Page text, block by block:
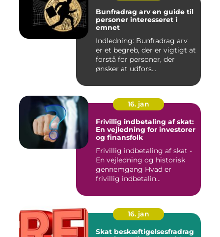
Bunfradrag arv en guide til
personer interesseret i
emnet
Indledning: Bunfradrag arv
er et begreb, der er vigtigt at
forstå for personer, der
ønsker at udfors...
16. jan
Frivillig indbetaling af skat:
En vejledning for investorer
og finansfolk
Frivillig indbetaling af skat -
En vejledning og historisk
gennemgang Hvad er
frivillig indbetalin...
16. jan
Skat beskæftigelsesfradrag